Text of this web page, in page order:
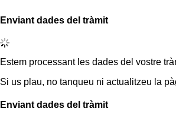
Enviant dades del tràmit
Estem processant les dades del vostre
Si us plau, no tanqueu ni actualitzeu la
Enviant dades del tràmit